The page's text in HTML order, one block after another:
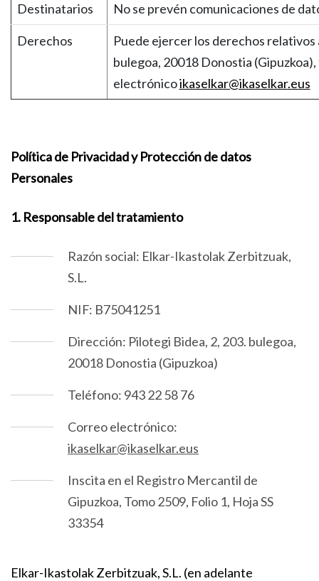
Destinatarios No se prevén comunicaciones de
Derechos
Puede ejercer los derechos
bulegoa, 20018 Donostia
electrónicoikaselkar@ikaselkar.eus
Política de Privacidad y Protección de datos
Personales
1. Responsable del tratamiento
Razón social: Elkar-Ikastolak Zerbitzuak,
S.L.
NIF: B75041251
Dirección: Pilotegi Bidea, 2, 203. bulegoa,
20018 Donostia (Gipuzkoa)
Teléfono: 943 22 58 76
Correo electrónico:
ikaselkar@ikaselkar.eus
Inscita en el Registro Mercantil de
Gipuzkoa, Tomo 2509, Folio 1, Hoja SS
33354
Elkar-Ikastolak Zerbitzuak, S.L. (en adelante